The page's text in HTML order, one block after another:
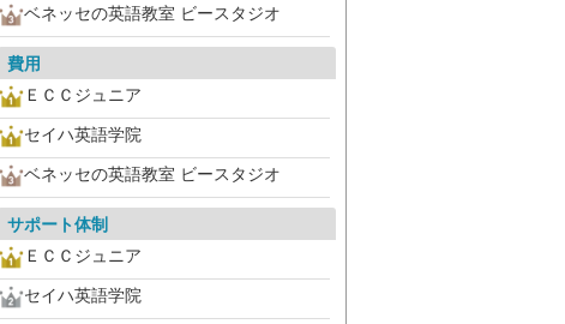
ベネッセの英語教室 ビースタジオ
費用
ＥＣＣジュニア
セイハ英語学院
ベネッセの英語教室 ビースタジオ
サポート体制
ＥＣＣジュニア
セイハ英語学院